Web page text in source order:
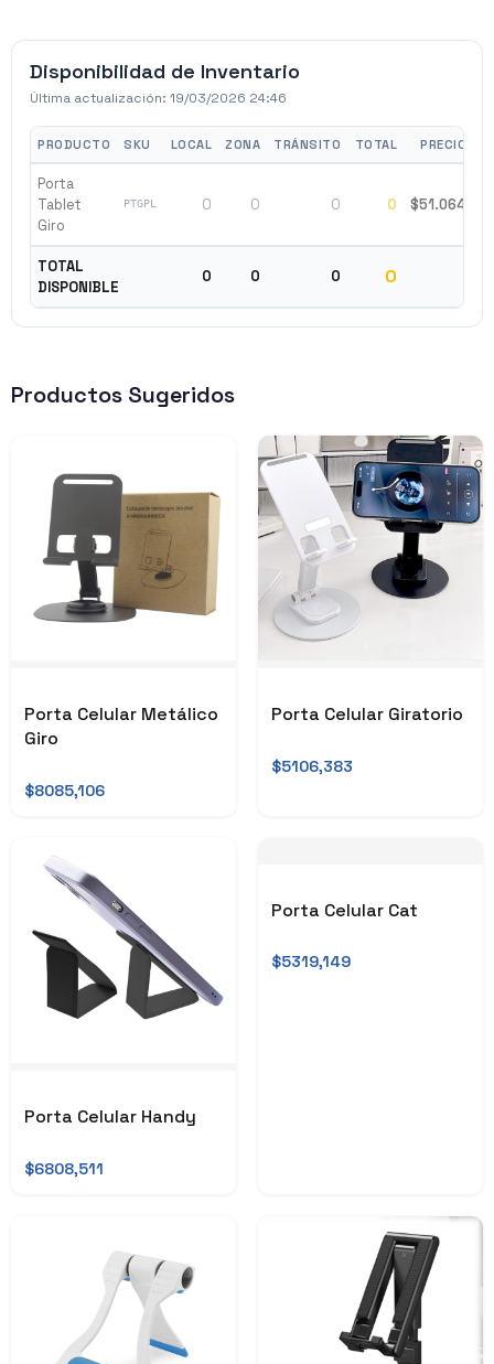
Disponibilidad de Inventario
Última actualización: 19/03/2026 24:46
PRODUCTO SKU LOCAL ZONA TRÁNSITO TOTAL PRECIO
Porta
Tablet
Giro
PTGPL 0 0 0 0 $51.064
TOTAL
DISPONIBLE
0 0 0 0
Productos Sugeridos
Porta Celular Metálico
Giro
$8085,106
Porta Celular Giratorio
$5106,383
Porta Celular Handy
$6808,511
Porta Celular Cat
$5319,149